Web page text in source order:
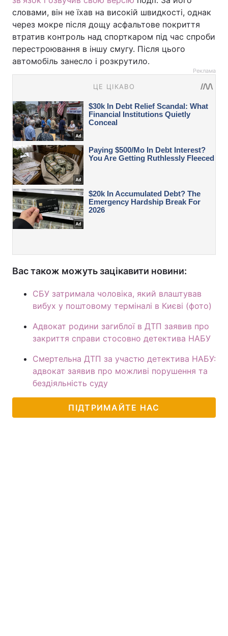
словами, він не їхав на високій швидкості, однак
через мокре після дощу асфальтове покриття
втратив контроль над спорткаром під час спроби
перестроювання в іншу смугу. Після цього
автомобіль занесло і розкрутило.
Реклама
Вас також можуть зацікавити новини:
СБУ затримала чоловіка, який влаштував
вибух у поштовому терміналі в Києві (фото)
Адвокат родини загиблої в ДТП заявив про
закриття справи стосовно детектива НАБУ
Смертельна ДТП за участю детектива НАБУ:
адвокат заявив про можливі порушення та
бездіяльність суду
ПІДТРИМАЙТЕ НАС